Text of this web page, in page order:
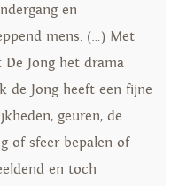
en
mens. (…) Met
De Jong het drama
de Jong heeft een fijne
geuren, de
of sfeer bepalen of
en toch